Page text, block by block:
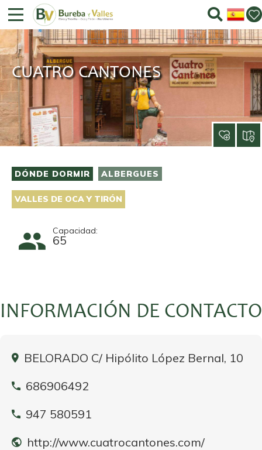
CUATRO CANTONES
INFORMACIÓN DE CONTACTO
BELORADO C/ Hipólito López Bernal, 10
686906492
947 580591
http://www.cuatrocantones.com/
DÓNDE DORMIR ALBERGUES
VALLES DE OCA Y TIRÓN
Capacidad:
65